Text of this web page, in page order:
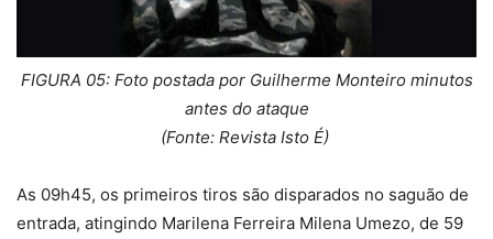
FIGURA 05: Foto postada por Guilherme Monteiro minutos
antes do ataque
(Fonte: Revista Isto É)
As 09h45, os primeiros tiros são disparados no saguão de
entrada, atingindo Marilena Ferreira Milena Umezo, de 59